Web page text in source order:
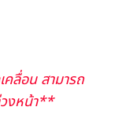
คลื่อน สามารถ
วงหน้า**